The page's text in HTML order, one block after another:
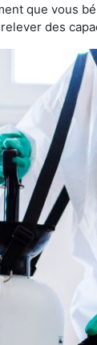
que vous
des